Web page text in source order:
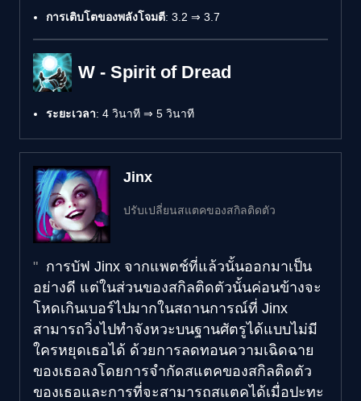
การเติบโตของพลังโจมตี: 3.2 ⇒ 3.7
W - Spirit of Dread
ระยะเวลา: 4 วินาที ⇒ 5 วินาที
Jinx
ปรับเปลี่ยนสแตคของสกิลติดตัว
การบัฟ Jinx จากแพตช์ที่แล้วนั้นออกมาเป็น
อย่างดี แต่ในส่วนของสกิลติดตัวนั้นค่อนข้างจะ
โหดเกินเบอร์ไปมากในสถานการณ์ที่ Jinx
สามารถวิ่งไปทำจังหวะบนฐานศัตรูได้แบบไม่มี
ใครหยุดเธอได้ ด้วยการลดทอนความเฉิดฉาย
ของเธอลงโดยการจำกัดสแตคของสกิลติดตัว
ของเธอและการที่จะสามารถสแตคได้เมื่อปะทะ